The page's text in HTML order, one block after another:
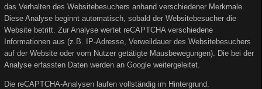
das Verhalten des Websitebesuchers anhand verschiedener Merkmale.
Diese Analyse beginnt automatisch, sobald der Websitebesucher die
Website betritt. Zur Analyse wertet reCAPTCHA verschiedene
Informationen aus (z.B. IP-Adresse, Verweildauer des Websitebesuchers
auf der Website oder vom Nutzer getätigte Mausbewegungen). Die bei der
Analyse erfassten Daten werden an Google weitergeleitet.
Die reCAPTCHA-Analysen laufen vollständig im Hintergrund.